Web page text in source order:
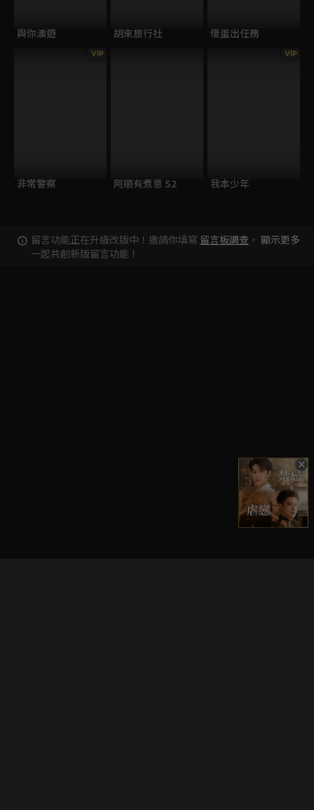
與你澳遊 胡來旅行社 傻蛋出任務
VIP
非常警察 阿順有煮意 S2
VIP
我本少年
留言功能正在升級改版中！邀請你填寫 留言板調查 ，
一起共創新版留言功能！
顯示更多